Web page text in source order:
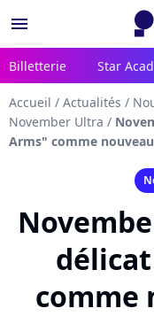
menu
Billetterie Star
Accueil / Actualités /
November Ultra /
Arms" comme
comme